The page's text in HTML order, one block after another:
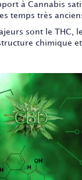
à Cannabis
temps très
sont le THC, le
chimique